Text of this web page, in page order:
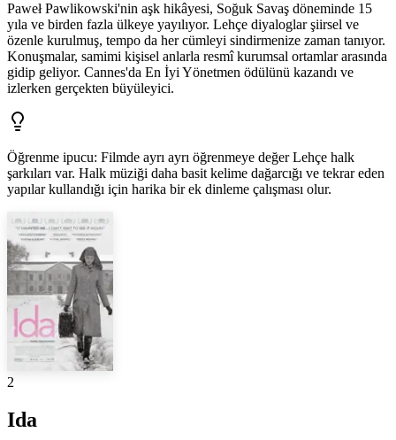
Paweł Pawlikowski'nin aşk hikâyesi, Soğuk Savaş döneminde 15
yıla ve birden fazla ülkeye yayılıyor. Lehçe diyaloglar şiirsel ve
özenle kurulmuş, tempo da her cümleyi sindirmenize zaman tanıyor.
Konuşmalar, samimi kişisel anlarla resmî kurumsal ortamlar arasında
gidip geliyor. Cannes'da En İyi Yönetmen ödülünü kazandı ve
izlerken gerçekten büyüleyici.
Öğrenme ipucu: Filmde ayrı ayrı öğrenmeye değer Lehçe halk
şarkıları var. Halk müziği daha basit kelime dağarcığı ve tekrar eden
yapılar kullandığı için harika bir ek dinleme çalışması olur.
2
Ida